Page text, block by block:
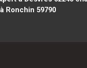
Ronchin 59790